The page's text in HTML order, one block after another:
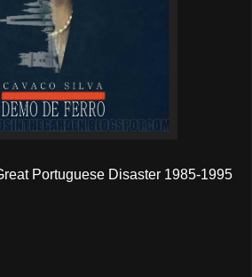
Portuguese Disaster 1985-1995